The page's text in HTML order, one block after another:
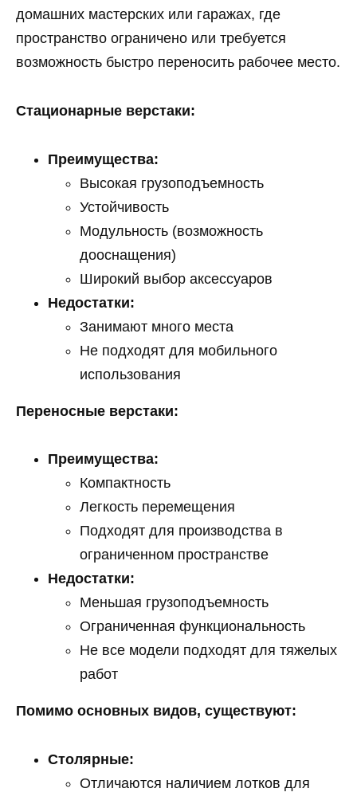
домашних мастерских или гаражах, где
пространство ограничено или требуется
возможность быстро переносить рабочее место.
Стационарные верстаки:
Преимущества:
Высокая грузоподъемность
Устойчивость
Модульность (возможность
дооснащения)
Широкий выбор аксессуаров
Недостатки:
Занимают много места
Не подходят для мобильного
использования
Переносные верстаки:
Преимущества:
Компактность
Легкость перемещения
Подходят для производства в
ограниченном пространстве
Недостатки:
Меньшая грузоподъемность
Ограниченная функциональность
Не все модели подходят для тяжелых
работ
Помимо основных видов, существуют:
Столярные:
Отличаются наличием лотков для